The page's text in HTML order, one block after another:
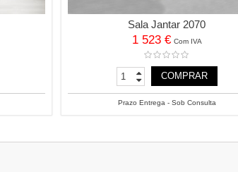
Sala Jantar 2070
1 523 € Com IVA
COMPRAR
Prazo Entrega - Sob Consulta